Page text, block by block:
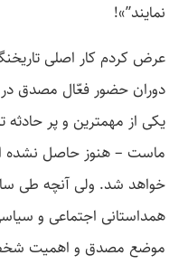
نمایند”»!
عرض کردم کار اصلی
دوران حضور فعّال مصدق
یکی از مهم­ترین و پر حادثه­
ماست – هنوز حاصل
خواهد شد. ولی آنچه طی
همداستانی اجتماعی و
موضع مصدق و اهمیت شخص